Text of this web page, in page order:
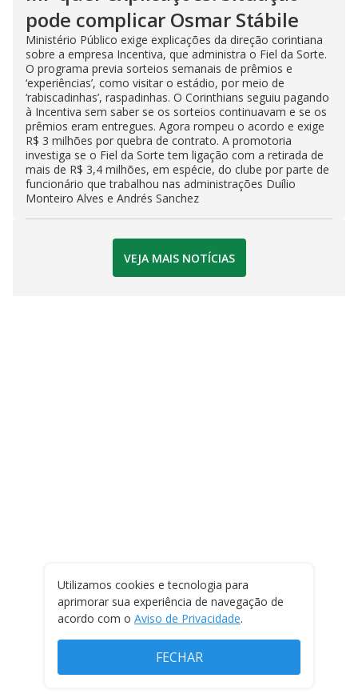
pode complicar Osmar Stábile
Ministério Público exige explicações da direção corintiana
sobre a empresa Incentiva, que administra o Fiel da Sorte.
O programa previa sorteios semanais de prêmios e
‘experiências’, como visitar o estádio, por meio de
‘rabiscadinhas’, raspadinhas. O Corinthians seguiu pagando
à Incentiva sem saber se os sorteios continuavam e se os
prêmios eram entregues. Agora rompeu o acordo e exige
R$ 3 milhões por quebra de contrato. A promotoria
investiga se o Fiel da Sorte tem ligação com a retirada de
mais de R$ 3,4 milhões, em espécie, do clube por parte de
funcionário que trabalhou nas administrações Duílio
Monteiro Alves e Andrés Sanchez
VEJA MAIS NOTÍCIAS
Utilizamos cookies e tecnologia para
aprimorar sua experiência de navegação de
acordo com o Aviso de Privacidade.
FECHAR